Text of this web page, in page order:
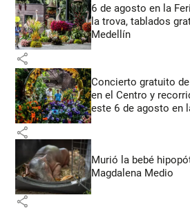
6 de agosto en la
la trova, tablados
Medellín
share
Concierto gratuito
en el Centro y
este 6 de agosto en
share
Murió la bebé
Magdalena Medio
share